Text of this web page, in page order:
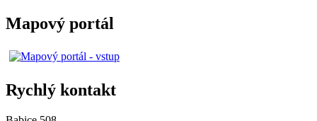
Mapový portál
Rychlý kontakt